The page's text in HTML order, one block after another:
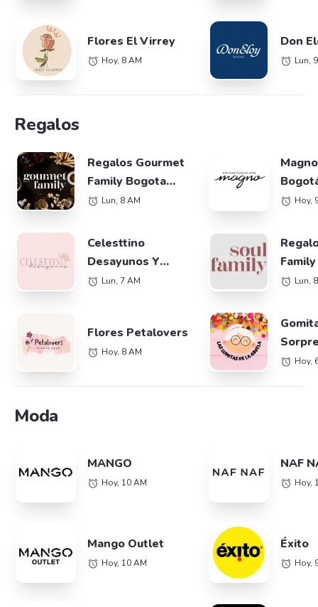
Flores El Virrey
Hoy, 8 AM
Don
Lun,
Regalos
Regalos Gourmet
Family Bogota
(Anchetas)
Lun, 8 AM
Celesttino
Desayunos Y
Anchetas Bogotá
Lun, 7 AM
Flores Petalovers
Hoy, 8 AM
Hoy,
Lun,
Hoy,
Moda
MANGO
Hoy, 10 AM
Mango Outlet
Hoy, 10 AM
NAF
Hoy,
Éxito
Hoy,